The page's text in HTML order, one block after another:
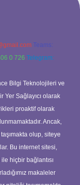
Teams:
0 726 Telegram:
Bilgi Teknolojileri ve
Yer Sağlayıcı olarak
proaktif olarak
Ancak,
olup, siteye
Bu internet sitesi,
hiçbir bağlantısı
makaleler